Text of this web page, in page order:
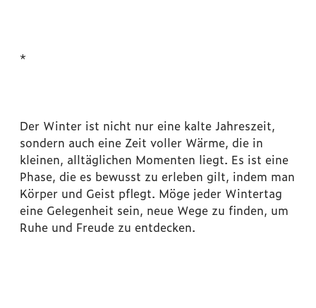
*
Der Winter ist nicht nur eine kalte Jahreszeit,
sondern auch eine Zeit voller Wärme, die in
kleinen, alltäglichen Momenten liegt. Es ist eine
Phase, die es bewusst zu erleben gilt, indem man
Körper und Geist pflegt. Möge jeder Wintertag
eine Gelegenheit sein, neue Wege zu finden, um
Ruhe und Freude zu entdecken.